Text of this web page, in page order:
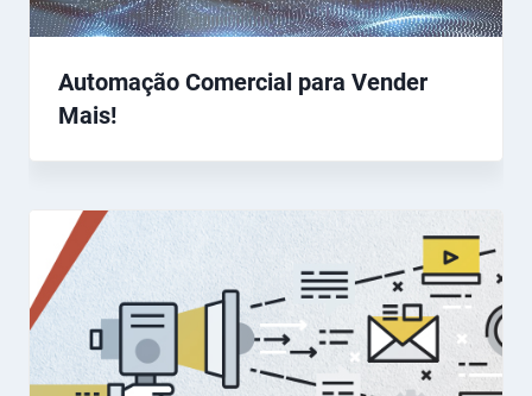
Automação Comercial para Vender
Mais!